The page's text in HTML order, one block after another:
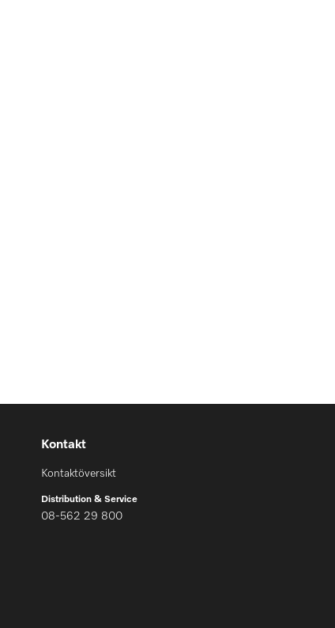
Kontakt
Kontaktöversikt
Distribution & Service
08-562 29 800